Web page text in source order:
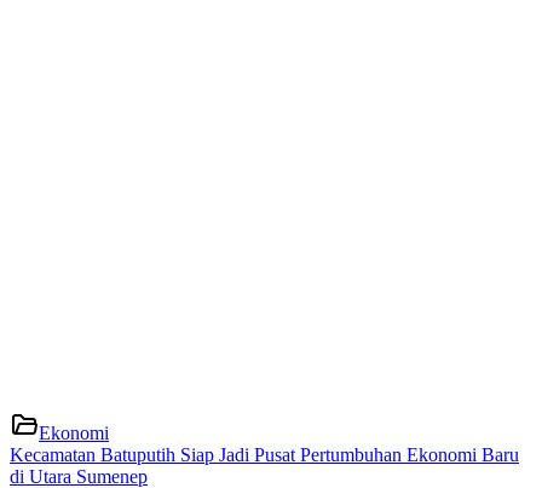
Ekonomi
Kecamatan Batuputih Siap Jadi Pusat Pertumbuhan Ekonomi Baru
di Utara Sumenep